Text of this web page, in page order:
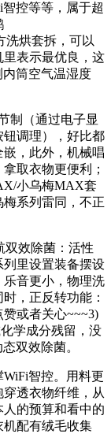
控等等，属于超
洗烘套拆，可以
里表示最优良，这
筒空气温湿度
制（通过电子显
调理），好比都
嵌，此外，机械唱
取衣物更便利；
小乌梅MAX套
系列雷同，不正
效除菌：活性
里设置装备摆设
乐音更小，物理洗
，正反转功能：
或者关心~~~3)
学成分残留，没
双效除菌。
智控。用料更
透衣物纤维，从
的预算和看中的
配有绒毛收集